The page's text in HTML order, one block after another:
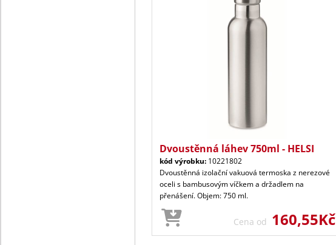
Dvoustěnná láhev 750ml - HELSI
kód výrobku: 10221802
Dvoustěnná izolační vakuová termoska z nerezové
oceli s bambusovým víčkem a držadlem na
přenášení. Objem: 750 ml.
Cena od 160,55Kč